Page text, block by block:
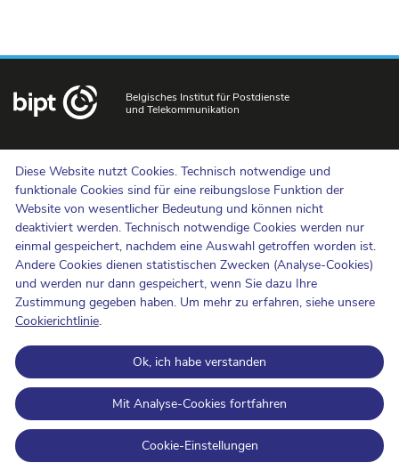
Diese Website nutzt Cookies. Technisch notwendige und
funktionale Cookies sind für eine reibungslose Funktion der
Website von wesentlicher Bedeutung und können nicht
deaktiviert werden. Technisch notwendige Cookies werden nur
einmal gespeichert, nachdem eine Auswahl getroffen worden ist.
Andere Cookies dienen statistischen Zwecken (Analyse-Cookies)
und werden nur dann gespeichert, wenn Sie dazu Ihre
Zustimmung gegeben haben. Um mehr zu erfahren, siehe unsere
Cookierichtlinie.
Ok, ich habe verstanden
Mit Analyse-Cookies fortfahren
Cookie-Einstellungen
Belgisches Institut für Postdienste
und Telekommunikation
Uns kontaktieren
Hinweisgebermeldungen
Newsletter
Barrierefreiheit
Presse
Cookie-Politik
Schutz der Privatsphäre
Nutzungsbedingungen und Urheberrechte
Informationskategorisierung
Open Data